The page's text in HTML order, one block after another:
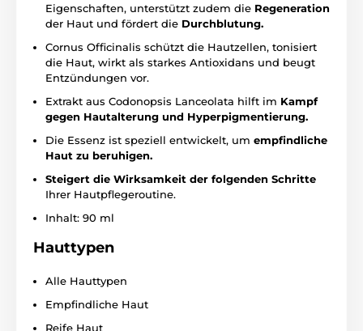
Eigenschaften, unterstützt zudem die Regeneration
der Haut und fördert die Durchblutung.
Cornus Officinalis schützt die Hautzellen, tonisiert
die Haut, wirkt als starkes Antioxidans und beugt
Entzündungen vor.
Extrakt aus Codonopsis Lanceolata hilft im Kampf
gegen Hautalterung und Hyperpigmentierung.
Die Essenz ist speziell entwickelt, um empfindliche
Haut zu beruhigen.
Steigert die Wirksamkeit der folgenden Schritte
Ihrer Hautpflegeroutine.
Inhalt: 90 ml
Hauttypen
Alle Hauttypen
Empfindliche Haut
Reife Haut